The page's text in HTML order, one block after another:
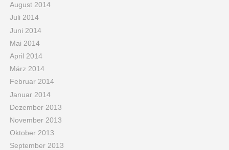
August 2014
Juli 2014
Juni 2014
Mai 2014
April 2014
März 2014
Februar 2014
Januar 2014
Dezember 2013
November 2013
Oktober 2013
September 2013